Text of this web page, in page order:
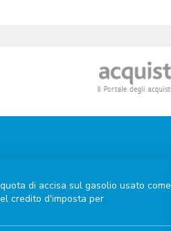
di accisa sul gasolio usato come
credito d'imposta per